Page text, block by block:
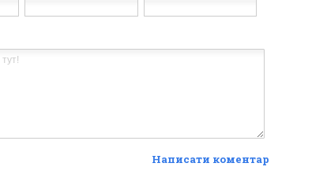
Написати коментар